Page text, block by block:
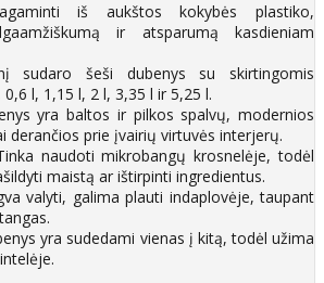
iš aukštos kokybės plastiko,
ir atsparumą kasdieniam
sudaro šeši dubenys su skirtingomis
l, 1,15 l, 2 l, 3,35 l ir 5,25 l.
yra baltos ir pilkos spalvų, modernios
derančios prie įvairių virtuvės interjerų.
naudoti mikrobangų krosnelėje, todėl
maistą ar ištirpinti ingredientus.
valyti, galima plauti indaplovėje, taupant
yra sudedami vienas į kitą, todėl užima